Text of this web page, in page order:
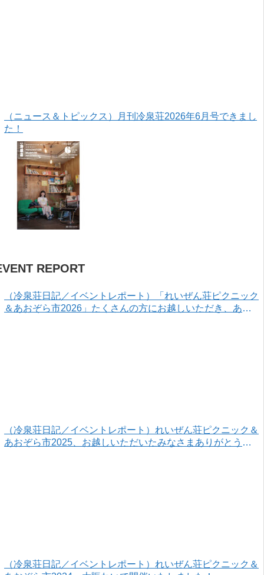
（ニュース＆トピックス）月刊冷泉荘2026年6月号できまし
た！
REPORT
（冷泉荘日記／イベントレポート）「れいぜん荘ピクニック
＆あおぞら市2026」たくさんの方にお越しいただき、あり
（冷泉荘日記／イベントレポート）れいぜん荘ピクニック＆
あおぞら市2025、お越しいただいたみなさまありがとうご
（冷泉荘日記／イベントレポート）れいぜん荘ピクニック＆